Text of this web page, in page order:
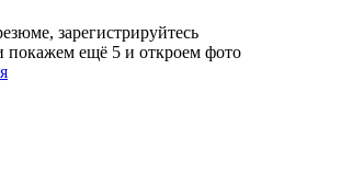
зарегистрируйтесь
покажем ещё 5 и откроем фото